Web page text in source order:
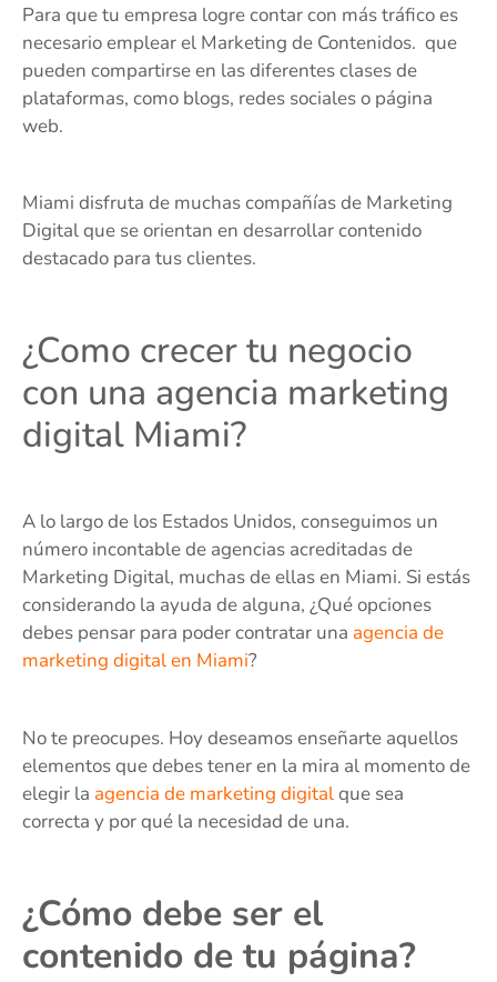
Para que tu empresa logre contar con más tráfico es
necesario emplear el Marketing de Contenidos. que
pueden compartirse en las diferentes clases de
plataformas, como blogs, redes sociales o página
web.
Miami disfruta de muchas compañías de Marketing
Digital que se orientan en desarrollar contenido
destacado para tus clientes.
¿Como crecer tu negocio
con una agencia marketing
digital Miami?
A lo largo de los Estados Unidos, conseguimos un
número incontable de agencias acreditadas de
Marketing Digital, muchas de ellas en Miami. Si estás
considerando la ayuda de alguna, ¿Qué opciones
debes pensar para poder contratar una agencia de
marketing digital en Miami?
No te preocupes. Hoy deseamos enseñarte aquellos
elementos que debes tener en la mira al momento de
elegir la agencia de marketing digitalque sea
correcta y por qué la necesidad de una.
¿Cómo debe ser el
contenido de tu página?